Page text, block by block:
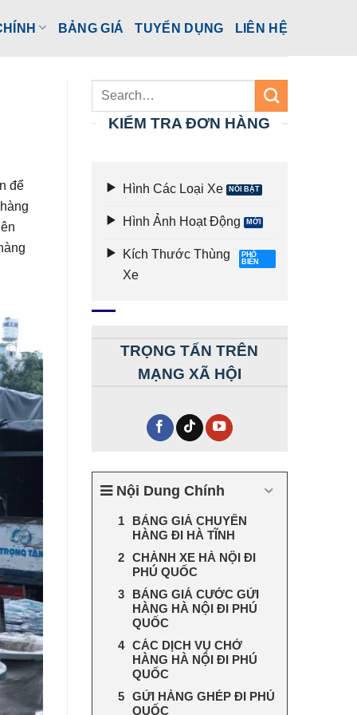
BẢNG GIÁ TUYỂN DỤNG LIÊN HỆ
để
KIỂM TRA ĐƠN HÀNG
Hình Các Loại Xe
Hình Ảnh Hoạt Động
Kích Thước Thùng
Xe
TRỌNG TẤN TRÊN
MẠNG XÃ HỘI
Nội Dung Chính
BẢNG GIÁ CHUYỂN
HÀNG ĐI HÀ TĨNH
CHÀNH XE HÀ NỘI ĐI
PHÚ QUỐC
BẢNG GIÁ CƯỚC GỬI
HÀNG HÀ NỘI ĐI PHÚ
QUỐC
CÁC DỊCH VỤ CHỞ
HÀNG HÀ NỘI ĐI PHÚ
QUỐC
GỬI HÀNG GHÉP ĐI PHÚ
QUỐC